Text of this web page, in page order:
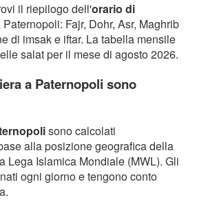
il riepilogo dell'orario di
Fajr, Dohr, Asr, Maghrib
di imsak e iftar. La tabella mensile
salat per il mese di agosto 2026.
a Paternopoli sono
sono calcolati
alla posizione geografica della
Lega Islamica Mondiale (MWL). Gli
ogni giorno e tengono conto